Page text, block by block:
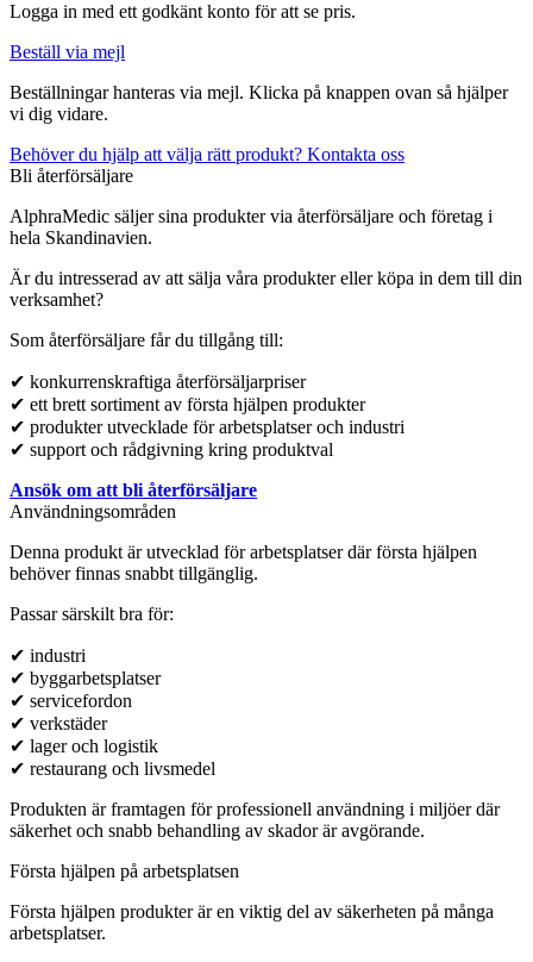
Logga in med ett godkänt konto för att se pris.
Beställ via mejl
Beställningar hanteras via mejl. Klicka på knappen ovan så hjälper
vi dig vidare.
Behöver du hjälp att välja rätt produkt? Kontakta oss
Bli återförsäljare
AlphraMedic säljer sina produkter via återförsäljare och företag i
hela Skandinavien.
Är du intresserad av att sälja våra produkter eller köpa in dem till din
verksamhet?
Som återförsäljare får du tillgång till:
✔ konkurrenskraftiga återförsäljarpriser
✔ ett brett sortiment av första hjälpen produkter
✔ produkter utvecklade för arbetsplatser och industri
✔ support och rådgivning kring produktval
Ansök om att bli återförsäljare
Användningsområden
Denna produkt är utvecklad för arbetsplatser där första hjälpen
behöver finnas snabbt tillgänglig.
Passar särskilt bra för:
✔ industri
✔ byggarbetsplatser
✔ servicefordon
✔ verkstäder
✔ lager och logistik
✔ restaurang och livsmedel
Produkten är framtagen för professionell användning i miljöer där
säkerhet och snabb behandling av skador är avgörande.
Första hjälpen på arbetsplatsen
Första hjälpen produkter är en viktig del av säkerheten på många
arbetsplatser.